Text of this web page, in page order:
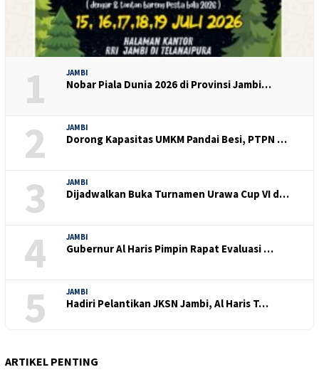
1 JAMBI
Nobar Piala Dunia 2026 di Provinsi Jambi…
2 JAMBI
Dorong Kapasitas UMKM Pandai Besi, PTPN …
3 JAMBI
Dijadwalkan Buka Turnamen Urawa Cup VI d…
4 JAMBI
Gubernur Al Haris Pimpin Rapat Evaluasi …
5 JAMBI
Hadiri Pelantikan JKSN Jambi, Al Haris T…
ARTIKEL PENTING